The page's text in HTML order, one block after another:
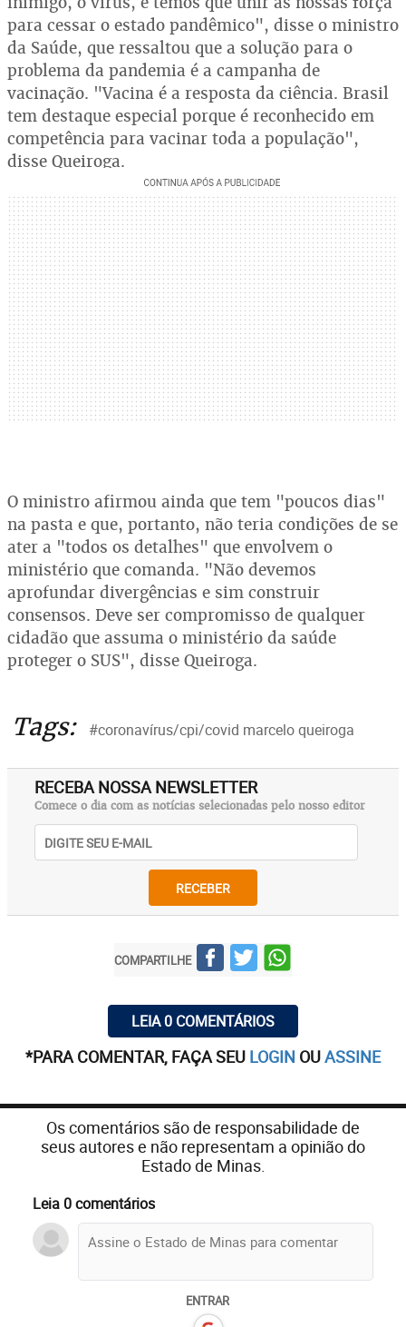
para cessar o estado pandêmico", disse o ministro
da Saúde, que ressaltou que a solução para o
problema da pandemia é a campanha de
vacinação. "Vacina é a resposta da ciência. Brasil
tem destaque especial porque é reconhecido em
competência para vacinar toda a população",
disse Queiroga.
O ministro afirmou ainda que tem "poucos dias"
na pasta e que, portanto, não teria condições de se
ater a "todos os detalhes" que envolvem o
ministério que comanda. "Não devemos
aprofundar divergências e sim construir
consensos. Deve ser compromisso de qualquer
cidadão que assuma o ministério da saúde
proteger o SUS", disse Queiroga.
Tags: #coronavírus/cpi/covid marcelo queiroga
RECEBA NOSSA NEWSLETTER
Comece o dia com as notícias selecionadas pelo nosso editor
RECEBER
COMPARTILHE
LEIA 0 COMENTÁRIOS
*PARA COMENTAR, FAÇA SEU LOGIN OUASSINE
Os comentários são de responsabilidade de
seus autores e não representam a opinião do
Estado de Minas.
Leia 0 comentários
ENTRAR